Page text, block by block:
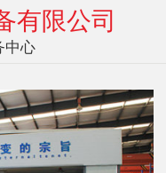
有限公司
中心